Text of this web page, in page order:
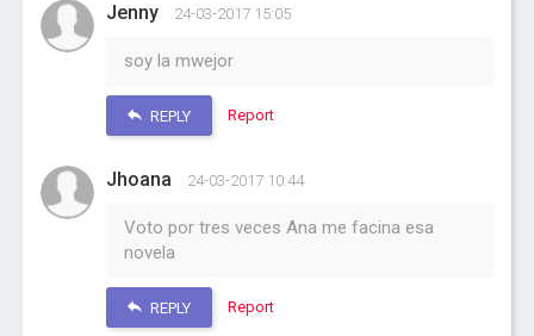
Jenny 24-03-2017 15:05
soy la mwejor
REPLY Report
Jhoana 24-03-2017 10:44
Voto por tres veces Ana me facina esa
novela
REPLY Report